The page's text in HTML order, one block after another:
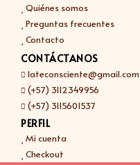
Quiénes somos
Preguntas frecuentes
Contacto
CONTÁCTANOS
lateconsciente@gmail.com
(+57) 3112349956
(+57) 3115601537
PERFIL
Mi cuenta
Checkout